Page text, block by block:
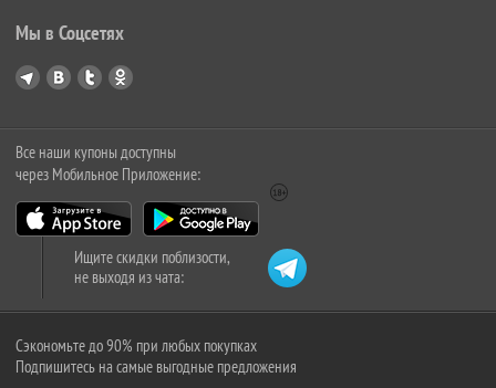
Мы в Соцсетях
Все наши купоны доступны
через Мобильное Приложение:
Ищите скидки поблизости,
не выходя из чата:
Сэкономьте до 90% при любых покупках
Подпишитесь на самые выгодные предложения